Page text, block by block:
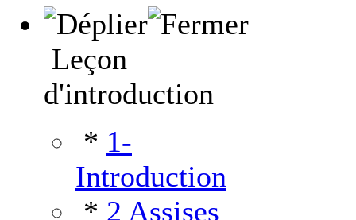
Leçon
d'introduction
* 1-
Introduction
* 2 Assises